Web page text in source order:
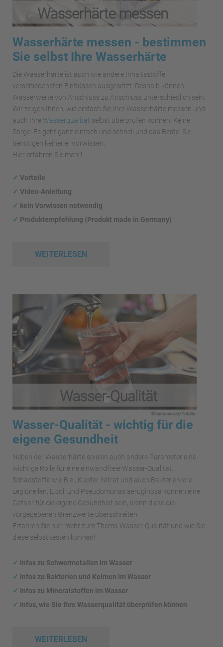
Wasserhärte messen - bestimmen
Sie selbst Ihre Wasserhärte
Die Wasserhärte ist auch wie andere Inhaltsstoffe
verschiedensten Einflüssen ausgesetzt. Deshalb können
Wasserwerte von Anschluss zu Anschluss unterschiedlich sein.
Wir zeigen Ihnen, wie einfach Sie Ihre Wasserhärte messen und
auch IhreWasserqualität selbst überprüfen können. Keine
Sorge! Es geht ganz einfach und schnell und das Beste: Sie
benötigen keinerlei Vorwissen.
Hier erfahren Sie mehr!
✓ Vorteile
✓ Video-Anleitung
✓ kein Vorwissen notwendig
✓ Produktempfehlung (Produkt made in Germany)
WEITERLESEN
Wasser-Qualität - wichtig für die
eigene Gesundheit
Neben der Wasserhärte spielen auch andere Parameter eine
wichtige Rolle für eine einwandfreie Wasser-Qualität.
Schadstoffe wie Blei, Kupfer, Nitrat und auch Bakterien wie
Legionellen, E.coli und Pseudomonas aeruginosa können eine
Gefahr für die eigene Gesundheit sein, wenn diese die
vorgegebenen Grenzwerte überschreiten.
Erfahren Sie hier mehr zum Thema Wasser-Qualität und wie Sie
diese selbst testen können!
✓ Infos zu Schwermetallen im Wasser
✓ Infos zu Bakterien und Keimen im Wasser
✓ Infos zu Mineralstoffen im Wasser
✓ Infos, wie Sie Ihre Wasserqualität überprüfen können
WEITERLESEN